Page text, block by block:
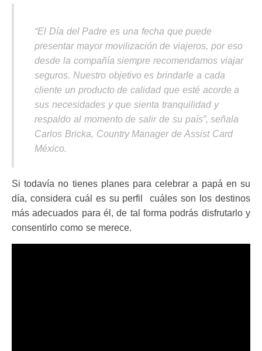
“El Día del Padre es una fecha que puede
presentar mayor movilización de viajeros, por eso
desde la compañía siempre recomendamos viajar
seguros. Nuestro objetivo es brindarle a cada
cliente un producto de calidad que esté acorde a
sus necesidades y que sienta tranquilidad y
respaldo al momento de salir de su país”, señala
Carlos Bricka, Country Manager de Assist Card
México.
Si todavía no tienes planes para celebrar a papá en su
día, considera cuál es su perfil cuáles son los destinos
más adecuados para él, de tal forma podrás disfrutarlo y
consentirlo como se merece.